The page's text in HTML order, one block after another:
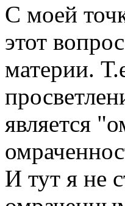
С моей
этот
материи.
является
И тут я не